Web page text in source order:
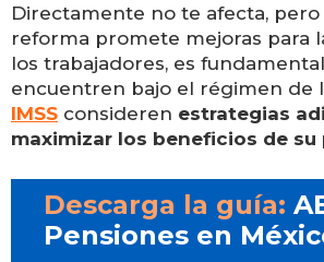
Directamente no te afecta, pero
reforma promete mejoras para
los trabajadores, es
encuentren bajo el régimen de
IMSS consideren estrategias
maximizar los beneficios de su
Descarga la guía:
Pensiones en